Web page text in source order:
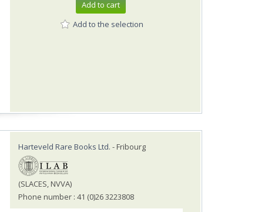
Add to cart
Add to the selection
Harteveld Rare Books Ltd. - Fribourg
(SLACES, NVVA)
Phone number : 41 (0)26 3223808